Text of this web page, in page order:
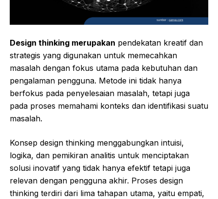
Design thinking merupakan pendekatan kreatif dan
strategis yang digunakan untuk memecahkan
masalah dengan fokus utama pada kebutuhan dan
pengalaman pengguna. Metode ini tidak hanya
berfokus pada penyelesaian masalah, tetapi juga
pada proses memahami konteks dan identifikasi suatu
masalah.
Konsep design thinking menggabungkan intuisi,
logika, dan pemikiran analitis untuk menciptakan
solusi inovatif yang tidak hanya efektif tetapi juga
relevan dengan pengguna akhir. Proses design
thinking terdiri dari lima tahapan utama, yaitu empati,